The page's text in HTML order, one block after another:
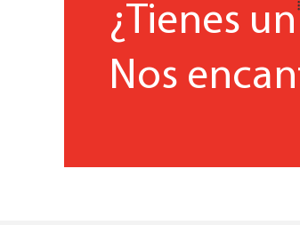
¿Tienes
Nos